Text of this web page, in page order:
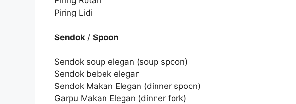
Piring Lidi
Sendok / Spoon
Sendok soup elegan (soup spoon)
Sendok bebek elegan
Sendok Makan Elegan (dinner spoon)
Garpu Makan Elegan (dinner fork)